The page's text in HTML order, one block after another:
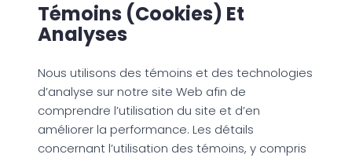
Témoins (cookies) Et
Analyses
Nous utilisons des témoins et des technologies
d’analyse sur notre site Web afin de
comprendre l’utilisation du site et d’en
améliorer la performance. Les détails
concernant l’utilisation des témoins, y compris